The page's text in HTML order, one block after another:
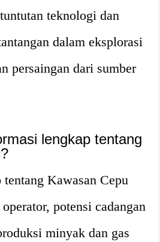
teknologi dan
dalam eksplorasi
persaingan dari sumber
lengkap tentang
Kawasan Cepu
potensi cadangan
minyak dan gas